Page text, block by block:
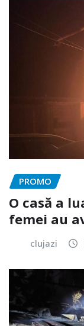
PROMO
O casă a
femei au
clujazi